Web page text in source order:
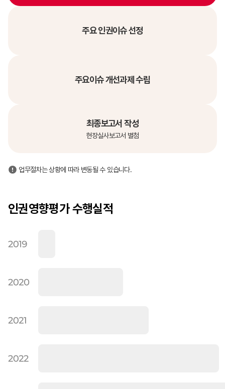
주요 인권이슈 선정
주요이슈 개선과제 수립
최종보고서 작성
현장실사보고서 별첨
업무절차는 상황에 따라 변동될 수 있습니다.
인권영향평가수행실적